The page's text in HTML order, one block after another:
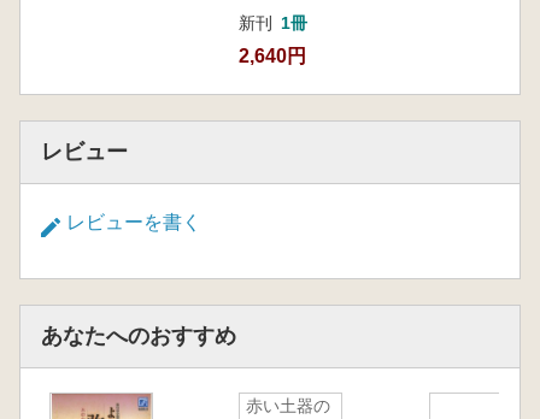
新刊 1冊
2,640円
レビュー
レビューを書く
あなたへのおすすめ
赤い土器の